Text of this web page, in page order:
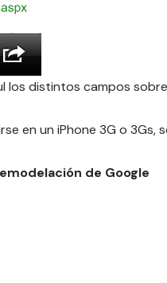
los distintos campos
en un iPhone 3G o 3Gs,
de Google